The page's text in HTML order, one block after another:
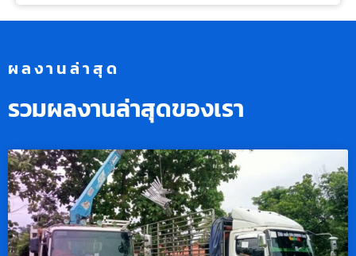
ผลงานล่าสุด
รวมผลงานล่าสุดของเรา